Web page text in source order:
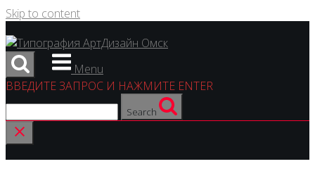
Skip to content
Menu
ВВЕДИТЕ ЗАПРОС И НАЖМИТЕ ENTER
Search